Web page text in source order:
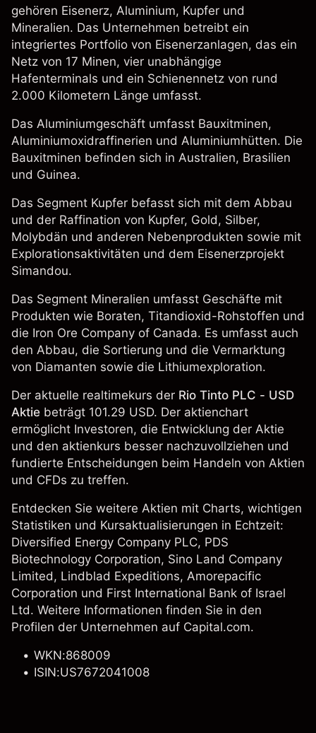
gehören Eisenerz, Aluminium, Kupfer und
Mineralien. Das Unternehmen betreibt ein
integriertes Portfolio von Eisenerzanlagen, das ein
Netz von 17 Minen, vier unabhängige
Hafenterminals und ein Schienennetz von rund
2.000 Kilometern Länge umfasst.
Das Aluminiumgeschäft umfasst Bauxitminen,
Aluminiumoxidraffinerien und Aluminiumhütten. Die
Bauxitminen befinden sich in Australien, Brasilien
und Guinea.
Das Segment Kupfer befasst sich mit dem Abbau
und der Raffination von Kupfer, Gold, Silber,
Molybdän und anderen Nebenprodukten sowie mit
Explorationsaktivitäten und dem Eisenerzprojekt
Simandou.
Das Segment Mineralien umfasst Geschäfte mit
Produkten wie Boraten, Titandioxid-Rohstoffen und
die Iron Ore Company of Canada. Es umfasst auch
den Abbau, die Sortierung und die Vermarktung
von Diamanten sowie die Lithiumexploration.
Der aktuelle realtimekurs der Rio Tinto PLC - USD
Aktie beträgt 101.29 USD. Der aktienchart
ermöglicht Investoren, die Entwicklung der Aktie
und den aktienkurs besser nachzuvollziehen und
fundierte Entscheidungen beim Handeln von Aktien
und CFDs zu treffen.
Entdecken Sie weitere Aktien mit Charts, wichtigen
Statistiken und Kursaktualisierungen in Echtzeit:
Diversified Energy Company PLC, PDS
Biotechnology Corporation, Sino Land Company
Limited, Lindblad Expeditions, Amorepacific
Corporation und First International Bank of Israel
Ltd. Weitere Informationen finden Sie in den
Profilen der Unternehmen auf Capital.com.
WKN:868009
ISIN:US7672041008